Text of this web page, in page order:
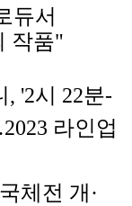
듀서
작품"
, '2시 22분-
라인업
체전 개·